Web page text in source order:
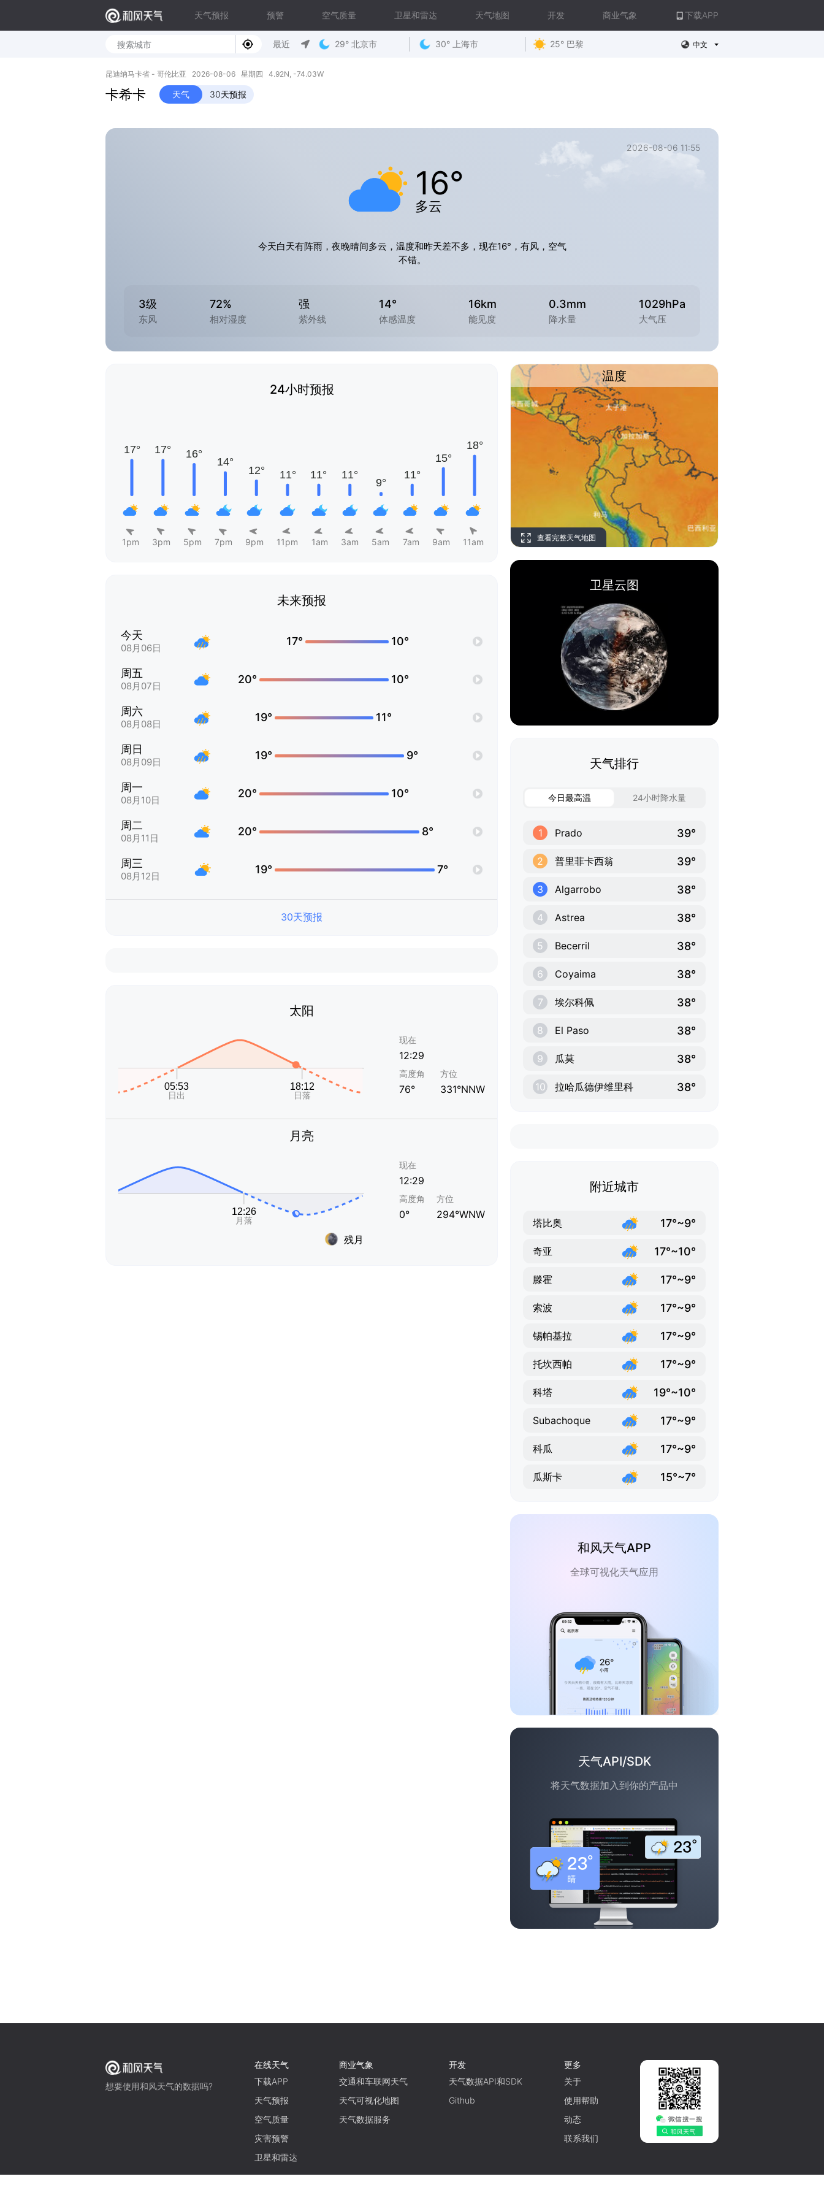
天气预报 预警 空气质量 卫星和雷达 天气地图 开发 商业气象 下载APP
最近 29° 北京市 30° 上海市 25° 巴黎 中文
昆迪纳马卡省 - 哥伦比亚 2026-08-06 星期四 4.92N, -74.03W
卡希卡 天气 30天预报
2026-08-06 11:55
16°
多云
今天白天有阵雨，夜晚晴间多云，温度和昨天差不多，现在16°，有风，空气
不错。
3级
东风
72%
相对湿度
强
紫外线
14°
体感温度
16km
能见度
0.3mm
降水量
1029hPa
大气压
24小时预报
1pm 3pm 5pm 7pm 9pm 11pm 1am 3am 5am 7am 9am 11am
未来预报
今天
08月06日
17° 10°
周五
08月07日
20° 10°
周六
08月08日
19° 11°
周日
08月09日
19° 9°
周一
08月10日
20° 10°
周二
08月11日
20° 8°
周三
08月12日
19° 7°
30天预报
太阳
现在
12:29
高度角
76°
方位
331°NNW
月亮
残月
现在
12:29
高度角
0°
方位
294°WNW
温度
查看完整天气地图
卫星云图
天气排行
今日最高温 24小时降水量
1 Prado 39°
2 普里菲卡西翁 39°
3 Algarrobo 38°
4 Astrea 38°
5 Becerril 38°
6 Coyaima 38°
7 埃尔科佩 38°
8 El Paso 38°
9 瓜莫 38°
10 拉哈瓜德伊维里科 38°
附近城市
塔比奥 17°~9°
奇亚 17°~10°
滕霍 17°~9°
索波 17°~9°
锡帕基拉 17°~9°
托坎西帕 17°~9°
科塔 19°~10°
Subachoque 17°~9°
科瓜 17°~9°
瓜斯卡 15°~7°
和风天气APP
全球可视化天气应用
天气API/SDK
将天气数据加入到你的产品中
想要使用和风天气的数据吗?
在线天气
下载APP
天气预报
空气质量
灾害预警
卫星和雷达
商业气象
交通和车联网天气
天气可视化地图
天气数据服务
开发
天气数据API和SDK
Github
更多
关于
使用帮助
动态
联系我们